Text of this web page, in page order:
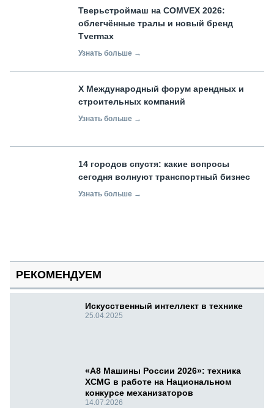
Тверьстроймаш на COMVEX 2026:
облегчённые тралы и новый бренд
Tvermax
Узнать больше →
X Международный форум арендных и
строительных компаний
Узнать больше →
14 городов спустя: какие вопросы
сегодня волнуют транспортный бизнес
Узнать больше →
РЕКОМЕНДУЕМ
Искусственный интеллект в технике
25.04.2025
«А8 Машины России 2026»: техника
XCMG в работе на Национальном
конкурсе механизаторов
14.07.2026